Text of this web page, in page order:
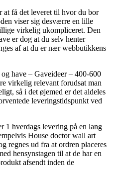
få det leveret til hvor du bor
viser sig desværre en lille
virkelig ukompliceret. Den
er dog at du selv henter
af at du er nær webbutikkens
have – Gaveideer – 400-600
virkelig relevant forudsat man
så i det øjemed er det aldeles
leveringstidspunkt ved
1 hverdags levering på en lang
House doctor wall art
regnes ud fra at ordren placeres
hensynstagen til at de har en
afsendt inden de